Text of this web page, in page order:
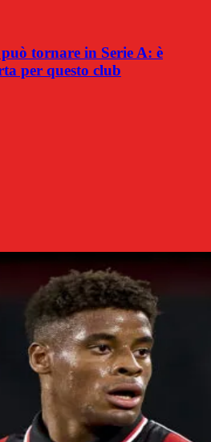
tornare in Serie A: è
per questo club